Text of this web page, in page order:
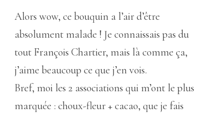
Alors wow, ce bouquin a l’air d’être
absolument malade ! Je connaissais pas du
tout François Chartier, mais là comme ça,
j’aime beaucoup ce que j’en vois.
Bref, moi les 2 associations qui m’ont le plus
marquée : choux-fleur + cacao, que je fais